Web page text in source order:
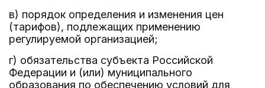
в) порядок определения и изменения цен
(тарифов), подлежащих применению
регулируемой организацией;
г) обязательства субъекта Российской
Федерации и (или) муниципального
образования по обеспечению условий для